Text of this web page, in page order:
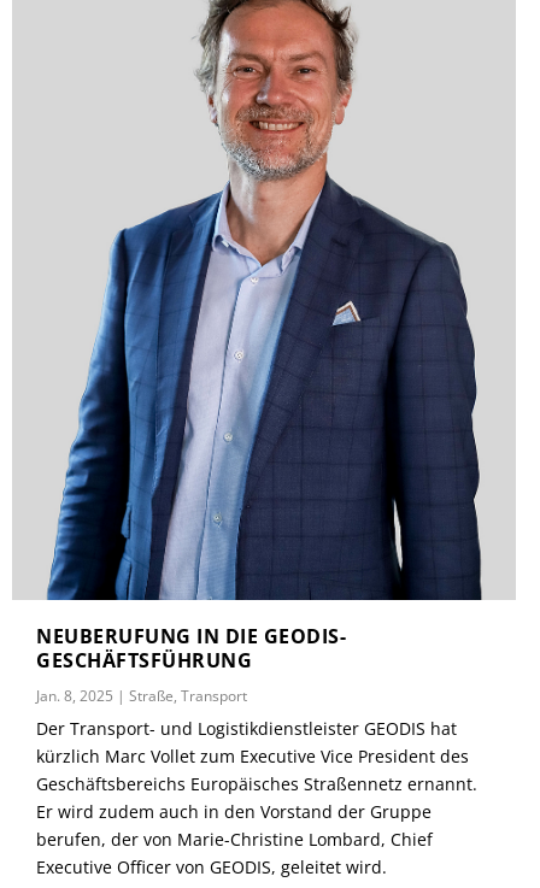
NEUBERUFUNG IN DIE GEODIS-
GESCHÄFTSFÜHRUNG
Jan. 8, 2025 |Straße,Transport
Der Transport- und Logistikdienstleister GEODIS hat
kürzlich Marc Vollet zum Executive Vice President des
Geschäftsbereichs Europäisches Straßennetz ernannt.
Er wird zudem auch in den Vorstand der Gruppe
berufen, der von Marie-Christine Lombard, Chief
Executive Officer von GEODIS, geleitet wird.